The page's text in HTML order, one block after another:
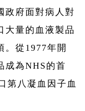
政府面對病人對
大量的血液製品
。從1977年開
成為NHS的首
第八凝血因子血